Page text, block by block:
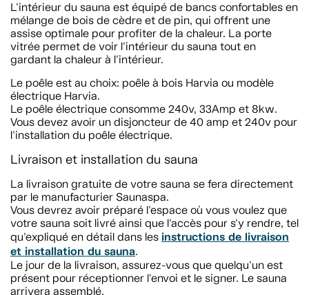
L'intérieur du sauna est équipé de bancs confortables en
mélange de bois de cèdre et de pin, qui offrent une
assise optimale pour profiter de la chaleur. La porte
vitrée permet de voir l'intérieur du sauna tout en
gardant la chaleur à l'intérieur.
Le poêle est au choix: poêle à bois Harvia ou modèle
électrique Harvia.
Le poêle électrique consomme 240v, 33Amp et 8kw.
Vous devez avoir un disjoncteur de 40 amp et 240v pour
l'installation du poêle électrique.
Livraison et installation du sauna
La livraison gratuite de votre sauna se fera directement
par le manufacturier Saunaspa.
Vous devrez avoir préparé l'espace où vous voulez que
votre sauna soit livré ainsi que l'accès pour s'y rendre, tel
qu'expliqué en détail dans les instructions de livraison
et installation du sauna.
Le jour de la livraison, assurez-vous que quelqu'un est
présent pour réceptionner l'envoi et le signer. Le sauna
arrivera assemblé.